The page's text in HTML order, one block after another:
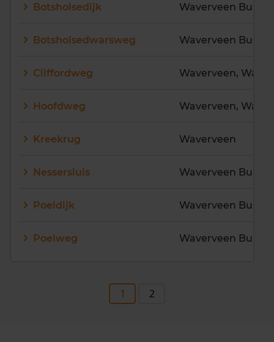
Botsholsedijk Waverveen
Botsholsedwarsweg Waverveen
Cliffordweg
Hoofdweg
Kreekrug Waverveen
Nessersluis Waverveen
Poeldijk Waverveen
Poelweg Waverveen
1 2